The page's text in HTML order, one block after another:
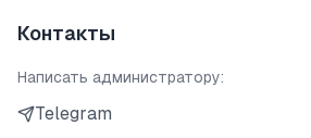
Контакты
Написать администратору:
Telegram